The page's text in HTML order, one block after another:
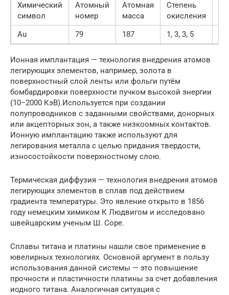
Химический
символ
Атомный
номер
Атомная
масса
Степень
окисления
Au
79 187 1, 3, 3, 5
Ионная имплантация — технология внедрения атомов
легирующих элементов, например, золота в
поверхностный слой ленты или фольги путём
бомбардировки поверхности пучком высокой энергии
(10−2000 КэВ).Используется при создании
полупроводников с заданными свойствами, донорных
или акцепторных зон, а также низкоомных контактов.
Ионную имплантацию также используют для
легирования металла с целью придания твердости,
износостойкости поверхностному слою.
Термическая диффузия — технология внедрения атомов
легирующих элементов в сплав под действием
градиента температуры. Это явление открыто в 1856
году немецким химиком К Людвигом и исследовано
швейцарским ученым Ш. Соре.
Сплавы титана и платины нашли свое применение в
ювелирных технологиях. Основной аргумент в пользу
использования данной системы — это повышение
прочности и пластичности платины за счет добавления
иодного титана. Аналогичная ситуация с